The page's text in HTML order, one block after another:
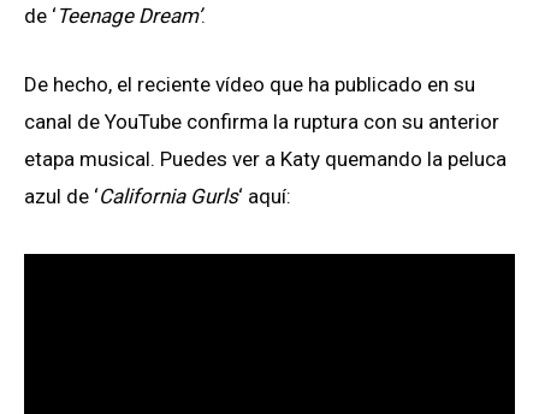
de ‘Teenage Dream’.
De hecho, el reciente vídeo que ha publicado en su
canal de YouTube confirma la ruptura con su anterior
etapa musical. Puedes ver a Katy quemando la peluca
azul de ‘California Gurls‘ aquí: